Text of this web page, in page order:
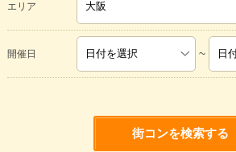
エリア
開催日 ~